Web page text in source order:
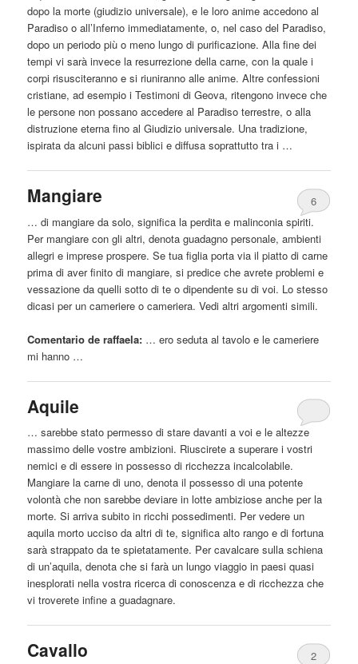
dopo la morte (giudizio universale), e le loro anime accedonoal
Paradiso o all’Inferno immediatamente, o, nel caso del Paradiso,
dopo un periodo più o meno lungo di purificazione. Alla fine dei
tempi vi sarà invece la resurrezione dellacarne, con la quale i
corpi risusciteranno e si riuniranno alle anime. Altre confessioni
cristiane, ad esempio i Testimoni di Geova, ritengono invece che
le persone non possano accedereal Paradiso terrestre, o alla
distruzione eterna finoal Giudizio universale. Una tradizione,
ispirata da alcuni passi biblici e diffusa soprattutto tra i …
Mangiare
6
… di mangiare da solo, significa la perdita e malinconia spiriti.
Per mangiare con gli altri, denota guadagno personale, ambienti
allegri e imprese prospere. Se tua figlia porta via il piatto dicarne
prima di aver finito di mangiare, si predice che avrete problemi e
vessazione da quelli sotto di te o dipendente su di voi. Lo stesso
dicasi per un cameriere o cameriera. Vedi altri argomenti simili.
Comentario de raffaela: … ero sedutaal tavolo e le cameriere
mi hanno …
Aquile
… sarebbe stato permesso di stare davanti a voi e le altezze
massimo delle vostre ambizioni. Riuscirete a superare i vostri
nemici e di essere in possesso di ricchezza incalcolabile.
Mangiare lacarne di uno, denota il possesso di una potente
volontà che non sarebbe deviare in lotte ambiziose anche per la
morte. Si arriva subito in ricchi possedimenti. Per vedere un
aquila morto ucciso da altri di te, significa alto rango e di fortuna
sarà strappato da te spietatamente. Per cavalcare sulla schiena
di un’aquila, denota che si farà un lungo viaggio in paesi quasi
inesplorati nella vostra ricerca di conoscenza e di ricchezza che
vi troverete infine a guadagnare.
Cavallo
2